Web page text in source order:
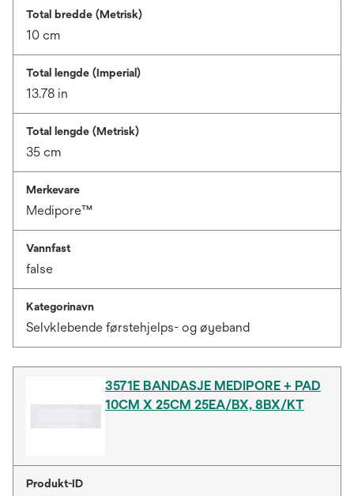
Total bredde (Metrisk)
10 cm
Total lengde (Imperial)
13.78 in
Total lengde (Metrisk)
35 cm
Merkevare
Medipore™
Vannfast
false
Kategorinavn
Selvklebende førstehjelps- og øyeband
3571E BANDASJE MEDIPORE + PAD
10CM X 25CM 25EA/BX, 8BX/KT
Produkt-ID